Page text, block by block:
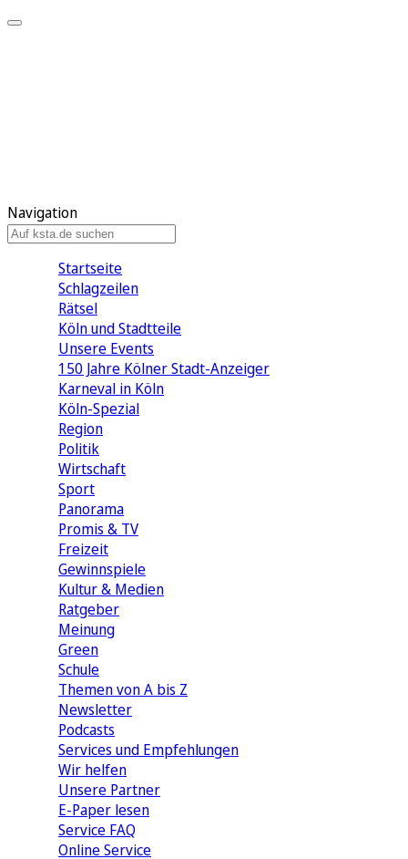
Navigation
Startseite
Schlagzeilen
Rätsel
Köln und Stadtteile
Unsere Events
150 Jahre Kölner Stadt-Anzeiger
Karneval in Köln
Köln-Spezial
Region
Politik
Wirtschaft
Sport
Panorama
Promis & TV
Freizeit
Gewinnspiele
Kultur & Medien
Ratgeber
Meinung
Green
Schule
Themen von A bis Z
Newsletter
Podcasts
Services und Empfehlungen
Wir helfen
Unsere Partner
E-Paper lesen
Service FAQ
Online Service